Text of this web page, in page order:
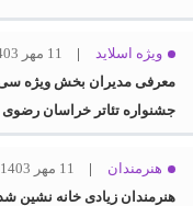
ویژه اسلاید
11 مهر 1403
معرفی مدیران بخش ویژه سی
جشنواره تئاتر خراسان رضوی
هنرمندان
11 مهر 1403
هنرمندان زیادی خانه نشین